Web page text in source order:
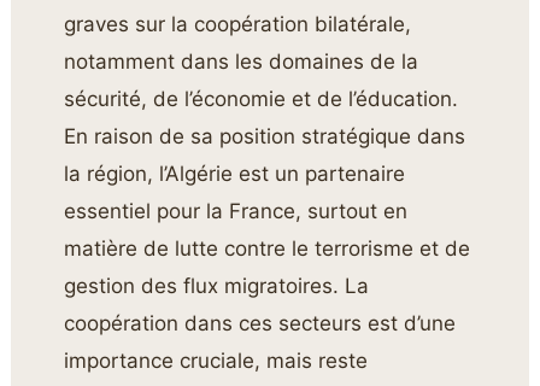
graves sur la coopération bilatérale,
notamment dans les domaines de la
sécurité, de l’économie et de l’éducation.
En raison de sa position stratégique dans
la région, l’Algérie est un partenaire
essentiel pour la France, surtout en
matière de lutte contre le terrorisme et de
gestion des flux migratoires. La
coopération dans ces secteurs est d’une
importance cruciale, mais reste